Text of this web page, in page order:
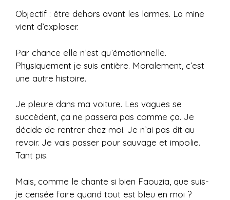
Objectif : être dehors avant les larmes. La mine
vient d’exploser.
Par chance elle n’est qu’émotionnelle.
Physiquement je suis entière. Moralement, c’est
une autre histoire.
Je pleure dans ma voiture. Les vagues se
succèdent, ça ne passera pas comme ça. Je
décide de rentrer chez moi. Je n’ai pas dit au
revoir. Je vais passer pour sauvage et impolie.
Tant pis.
Mais, comme le chante si bien Faouzia, que suis-
je censée faire quand tout est bleu en moi ?